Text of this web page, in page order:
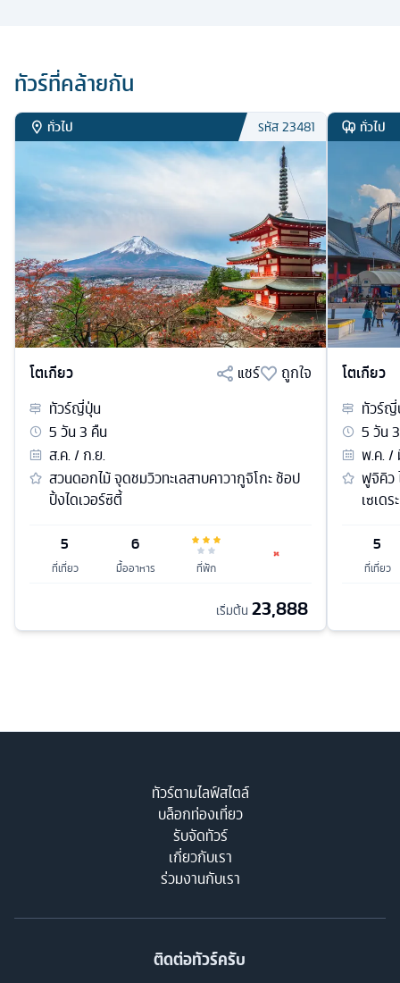
ทัวร์ที่คล้ายกัน
ทั่วไป รหัส23481
โตเกียว แชร์
ถูกใจ
ทัวร์ญี่ปุ่น
5วัน3 คืน
ส.ค. / ก.ย.
สวนดอกไม้ จุดชมวิวทะเลสาบคาวากูจิโกะ ช้อป
ปิ้งไดเวอร์ซิตี้
5
ที่เที่ยว
6
มื้ออาหาร ที่พัก
เริ่มต้น 23,888
ทั่วไป
โตเกียว
ทัวร์ญี่
5วัน3
พ.ค. /
ฟูจิคิว
เซเดระ
5
ที่เที่ยว
ทัวร์ตามไลฟ์สไตล์
บล็อกท่องเที่ยว
รับจัดทัวร์
เกี่ยวกับเรา
ร่วมงานกับเรา
ติดต่อทัวร์ครับ